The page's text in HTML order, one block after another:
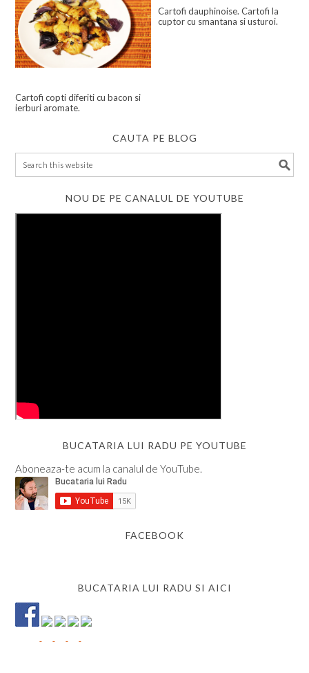
Cartofi copti diferiti cu bacon si
ierburi aromate.
Cartofi dauphinoise. Cartofi la
cuptor cu smantana si usturoi.
CAUTA PE BLOG
NOU DE PE CANALUL DE YOUTUBE
BUCATARIA LUI RADU PE YOUTUBE
Aboneaza-te acum la canalul de YouTube.
FACEBOOK
BUCATARIA LUI RADU SI AICI